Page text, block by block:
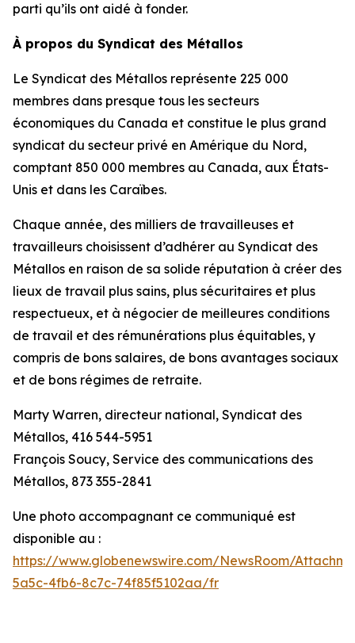
parti qu’ils ont aidé à fonder.
À propos du Syndicat des Métallos
Le Syndicat des Métallos représente 225 000
membres dans presque tous les secteurs
économiques du Canada et constitue le plus grand
syndicat du secteur privé en Amérique du Nord,
comptant 850 000 membres au Canada, aux États-
Unis et dans les Caraïbes.
Chaque année, des milliers de travailleuses et
travailleurs choisissent d’adhérer au Syndicat des
Métallos en raison de sa solide réputation à créer des
lieux de travail plus sains, plus sécuritaires et plus
respectueux, et à négocier de meilleures conditions
de travail et des rémunérations plus équitables, y
compris de bons salaires, de bons avantages sociaux
et de bons régimes de retraite.
Marty Warren, directeur national, Syndicat des
Métallos, 416 544-5951
François Soucy, Service des communications des
Métallos, 873 355-2841
Une photo accompagnant ce communiqué est
disponible au :
https://www.globenewswire.com/NewsRoom/
5a5c-4fb6-8c7c-74f85f5102aa/fr